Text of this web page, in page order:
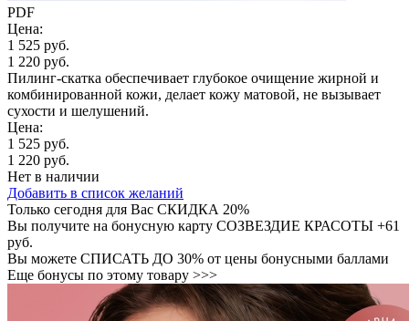
PDF
Цена:
1 525 руб.
1 220 руб.
Пилинг-скатка обеспечивает глубокое очищение жирной и
комбинированной кожи, делает кожу матовой, не вызывает
сухости и шелушений.
Цена:
1 525 руб.
1 220 руб.
Нет в наличии
Добавить в список желаний
Только сегодня для Вас СКИДКА 20%
Вы получите на бонусную карту СОЗВЕЗДИЕ КРАСОТЫ +61
руб.
Вы можете СПИСАТЬ ДО 30% от цены бонусными баллами
Еще бонусы по этому товару >>>